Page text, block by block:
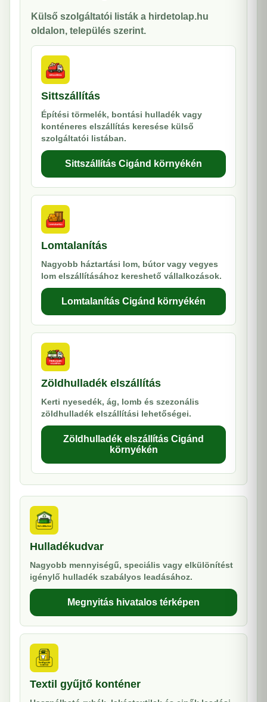
Külső szolgáltatói listák a hirdetolap.hu
oldalon, település szerint.
Sittszállítás
Építési törmelék, bontási hulladék vagy
konténeres elszállítás keresése külső
szolgáltatói listában.
Sittszállítás Cigánd környékén
Lomtalanítás
Nagyobb háztartási lom, bútor vagy vegyes
lom elszállításához kereshető vállalkozások.
Lomtalanítás Cigánd környékén
Zöldhulladék elszállítás
Kerti nyesedék, ág, lomb és szezonális
zöldhulladék elszállítási lehetőségei.
Zöldhulladék elszállítás Cigánd
környékén
Hulladékudvar
Nagyobb mennyiségű, speciális vagy elkülönítést
igénylő hulladék szabályos leadásához.
Megnyitás hivatalos térképen
Textil gyűjtő konténer